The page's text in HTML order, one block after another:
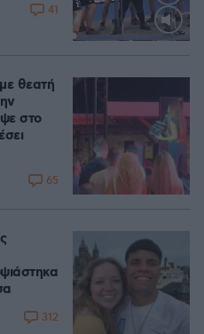
Loaded
41
θεατή
στο
65
312